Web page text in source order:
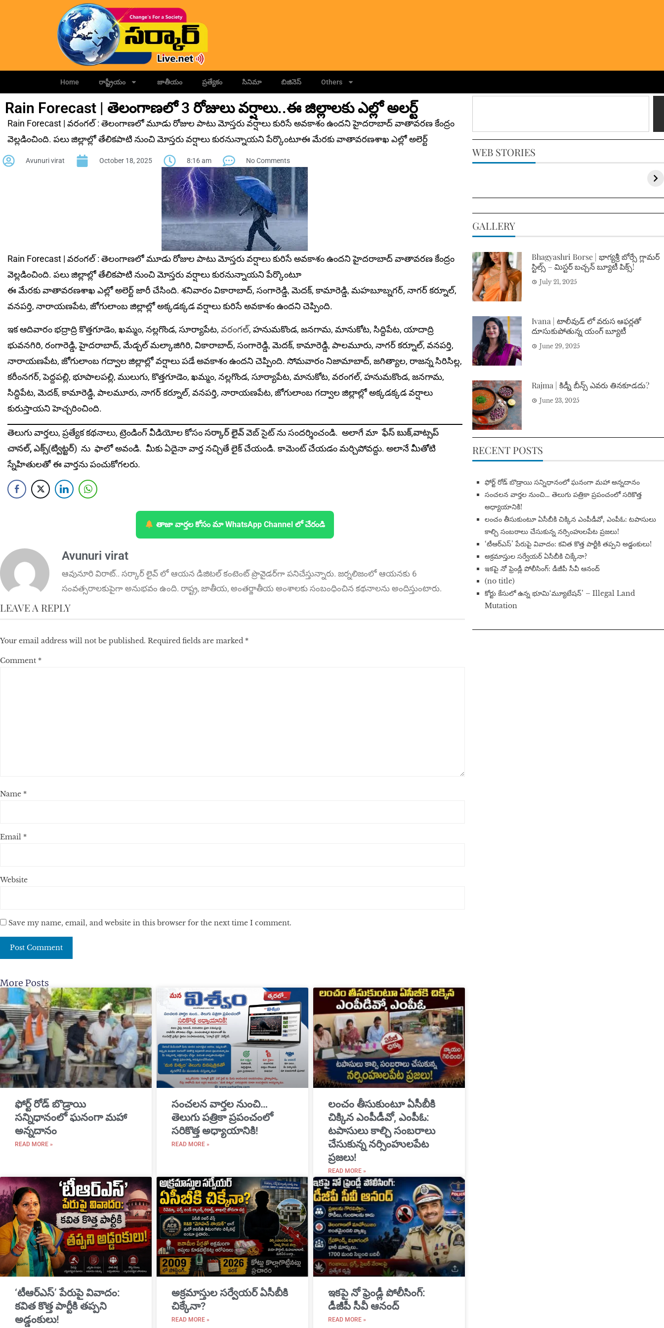
Home రాష్ట్రీయం జాతీయం ప్రత్యేకం సినిమా బిజినెస్ Others
Rain Forecast | తెలంగాణలో 3 రోజులు వర్షాలు..ఈ జిల్లాలకు ఎల్లో అలర్ట్
Rain Forecast | వ‌రంగ‌ల్ : తెలంగాణలో మూడు రోజుల పాటు మోస్త‌రు వర్షాలు కురిసే అవకాశం ఉందని హైదరాబాద్ వాతావరణ కేంద్రం
వెల్లడించింది. ప‌లు జిల్లాల్లో తేలికపాటి నుంచి మోస్తరు వర్షాలు కుర‌నున్నాయ‌ని పేర్కొంటూఈ మేరకు వాతావరణశాఖ ఎల్లో అలెర్ట్
Avunuri virat October 18, 2025 8:16 am No Comments
Rain Forecast | వ‌రంగ‌ల్ : తెలంగాణలో మూడు రోజుల పాటు మోస్త‌రు వర్షాలు కురిసే అవకాశం ఉందని హైదరాబాద్ వాతావరణ కేంద్రం
వెల్లడించింది. ప‌లు జిల్లాల్లో తేలికపాటి నుంచి మోస్తరు వర్షాలు కుర‌నున్నాయ‌ని పేర్కొంటూ
ఈ మేరకు వాతావరణశాఖ ఎల్లో అలెర్ట్ జారీ చేసింది. శనివారం వికారాబాద్, సంగారెడ్డి, మెదక్, కామారెడ్డి, మహబూబ్నగర్, నాగర్ కర్నూల్,
వనపర్తి, నారాయణపేట, జోగులాంబ జిల్లాల్లో అక్కడక్కడ వర్షాలు కురిసే అవకాశం ఉందని చెప్పింది.
ఇక ఆదివారం భ‌ద్రాద్రి కొత్తగూడెం, ఖమ్మం, నల్లగొండ, సూర్యాపేట, వరంగల్, హనుమకొండ, జనగామ, మానుకోట‌, సిద్దిపేట, యాదాద్రి
భువనగిరి, రంగారెడ్డి, హైదరాబాద్, మేడ్చల్ మల్కాజిగిరి, వికారాబాద్, సంగారెడ్డి, మెదక్, కామారెడ్డి, పాల‌మూరు, నాగర్ కర్నూల్, వనపర్తి,
నారాయణపేట, జోగులాంబ గద్వాల జిల్లాల్లో వర్షాలు పడే అవకాశం ఉందని చెప్పింది. సోమవారం నిజామాబాద్, జగిత్యాల, రాజన్న సిరిసిల్ల,
కరీంనగర్, పెద్దపల్లి, భూపాలపల్లి, ములుగు, కొత్తగూడెం, ఖమ్మం, నల్లగొండ, సూర్యాపేట, మానుకోట‌, వరంగల్, హనుమకొండ, జనగామ,
సిద్దిపేట, మెదక్, కామారెడ్డి, పాల‌మూరు, నాగర్ కర్నూల్, వనపర్తి, నారాయణపేట, జోగులాంబ గద్వాల జిల్లాల్లో అక్కడక్కడ వర్షాలు
కురుస్తాయని హెచ్చరించింది.
తెలుగు వార్తలు, ప్రత్యేక కథనాలు, ట్రెండింగ్ వీడియోల కోసంసర్కార్ లైవ్వెబ్ సైట్ ను సందర్శించండి. అలాగే మాఫేస్ బుక్,వాట్సప్
చానల్,ఎక్స్(ట్విట్టర్) ను ఫాలో అవండి. మీకు ఏదైనా వార్త నచ్చితే లైక్ చేయండి. కామెంట్ చేయడం మర్చిపోవద్దు. అలానే మీతోటి
స్నేహితులతో ఈ వార్తను పంచుకోగలరు.
తాజా వార్తల కోసం మా WhatsApp Channel లో చేరండి
Avunuri virat
ఆవునూరి విరాట్.. స‌ర్కార్ లైవ్ లో ఆయ‌న డిజిట‌ల్ కంటెంట్ ప్రొవైడ‌ర్‌గా ప‌నిచేస్తున్నారు. జర్నలిజంలో ఆయ‌న‌కు 6
సంవ‌త్స‌రాలకుపైగా అనుభవం ఉంది. రాష్ట్ర‌, జాతీయ, అంత‌ర్జాతీయ అంశాల‌కు సంబంధించిన క‌థ‌నాల‌ను అందిస్తుంటారు.
LEAVE A REPLY
Your email address will not be published. Required fields are marked *
Comment *
Name *
Email *
Website
Save my name, email, and website in this browser for the next time I comment.
More Posts
​ఫోర్ట్ రోడ్ బొడ్రాయి
సన్నిధానంలో ఘనంగా మహా
అన్నదానం
READ MORE »
సంచలన వార్తల నుంచి…
తెలుగు పత్రికా ప్రపంచంలో
సరికొత్త అధ్యాయానికి!
READ MORE »
​లంచం తీసుకుంటూ ఏసీబీకి
చిక్కిన ఎంపీడీవో, ఎంపీఓ:
టపాసులు కాల్చి సంబరాలు
చేసుకున్న నర్సింహులపేట
ప్రజలు!
READ MORE »
‘టీఆర్ఎస్’ పేరుపై వివాదం:
కవిత కొత్త పార్టీకి తప్పని
అడ్డంకులు!
అక్రమాస్తుల సర్వేయర్ ఏసీబీకి
చిక్కేనా?
READ MORE »
ఇకపై నో ఫ్రెండ్లీ పోలీసింగ్:
డీజీపీ సీవీ ఆనంద్
READ MORE »
WEB STORIES
GALLERY
Bhagyashri Borse | భాగ్యశ్రీ బోర్సే గ్లామర్
స్టిల్స్ – మిస్టర్ బచ్చన్ బ్యూటీ పిక్స్!
July 21, 2025
Ivana | టాలీవుడ్ లో వరుస ఆఫర్లతో
దూసుకుపోతున్న యంగ్ బ్యూటీ
June 29, 2025
Rajma | కిడ్నీ బీన్స్ ఎవరు తినకూడదు?
June 23, 2025
RECENT POSTS
​ఫోర్ట్ రోడ్ బొడ్రాయి సన్నిధానంలో ఘనంగా మహా అన్నదానం
సంచలన వార్తల నుంచి… తెలుగు పత్రికా ప్రపంచంలో సరికొత్త
అధ్యాయానికి!
​లంచం తీసుకుంటూ ఏసీబీకి చిక్కిన ఎంపీడీవో, ఎంపీఓ: టపాసులు
కాల్చి సంబరాలు చేసుకున్న నర్సింహులపేట ప్రజలు!
‘టీఆర్ఎస్’ పేరుపై వివాదం: కవిత కొత్త పార్టీకి తప్పని అడ్డంకులు!
అక్రమాస్తుల సర్వేయర్ ఏసీబీకి చిక్కేనా?
ఇకపై నో ఫ్రెండ్లీ పోలీసింగ్: డీజీపీ సీవీ ఆనంద్
(no title)
​కోర్టు కేసులో ఉన్న భూమి‘మ్యూటేషన్’ – Illegal Land
Mutation